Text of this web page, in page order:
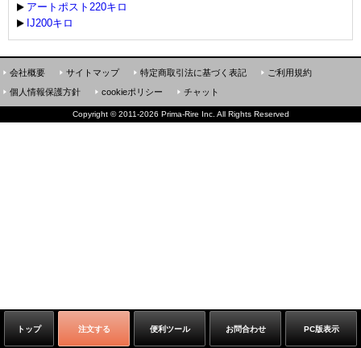
アートポスト220キロ
IJ200キロ
トップ 注文する 便利ツール お問合わせ PC版表示
会社概要 サイトマップ 特定商取引法に基づく表記
ご利用規約
個人情報保護方針
cookieポリシー チャット
Copyright ©2011-2026 Prima-Rire Inc. All Rights Reserved